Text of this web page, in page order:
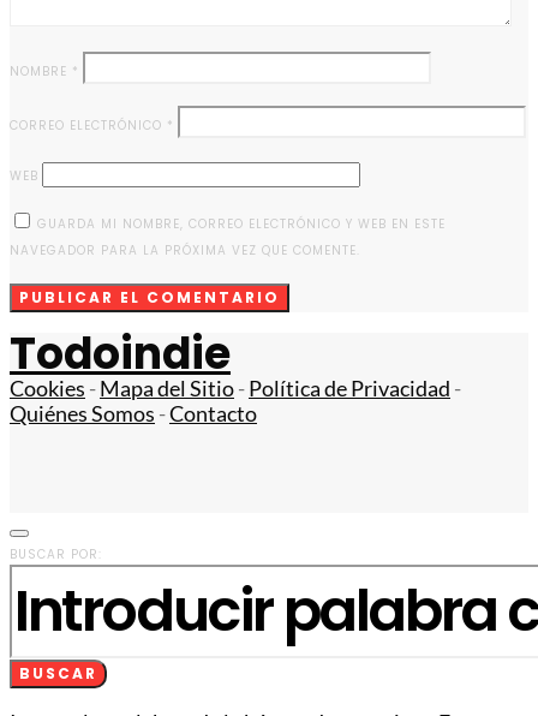
NOMBRE *
CORREO ELECTRÓNICO *
WEB
GUARDA MI NOMBRE, CORREO ELECTRÓNICO Y WEB EN ESTE
NAVEGADOR PARA LA PRÓXIMA VEZ QUE COMENTE.
Todoindie
Cookies -Mapa del Sitio-Política de Privacidad -
Quiénes Somos -Contacto
BUSCAR POR:
BUSCAR